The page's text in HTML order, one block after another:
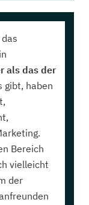
als das der
gibt, haben
Bereich
vielleicht
der